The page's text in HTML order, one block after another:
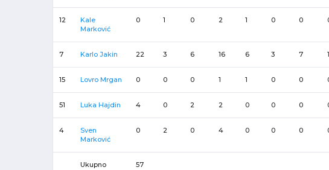
12
Kale
Marković
0 1 0 2 1 0 0
7 Karlo Jakin 22 3 6 16 6 3 7
15 Lovro Mrgan 0 0 0 1 1 0 0
51 Luka Hajdin 4 0 2 2 0 0 0
4
Sven
Marković
0 2 0 4 0 0 0
Ukupno 57